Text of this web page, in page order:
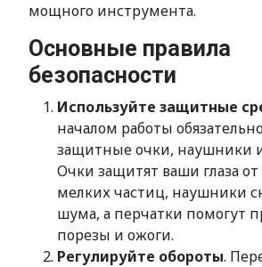
мощного инструмента.
Основные правила
безопасности
Используйте защитные
началом работы
защитные очки, наушники
Очки защитят ваши глаза
мелких частиц, наушники
шума, а перчатки помогут
порезы и ожоги.
Регулируйте обороты.